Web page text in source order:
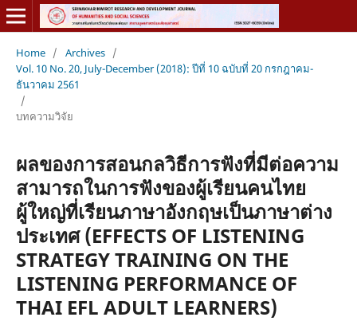
Home / Archives /
Vol. 10 No. 20, July-December (2018): ปีที่ 10 ฉบับที่ 20 กรกฎาคม-
ธันวาคม 2561
/
บทความวิจัย
ผลของการสอนกลวิธีการฟังที่มีต่อความ
สามารถในการฟังของผู้เรียนคนไทย
ผู้ใหญ่ที่เรียนภาษาอังกฤษเป็นภาษาต่าง
ประเทศ (EFFECTS OF LISTENING
STRATEGY TRAINING ON THE
LISTENING PERFORMANCE OF
THAI EFL ADULT LEARNERS)